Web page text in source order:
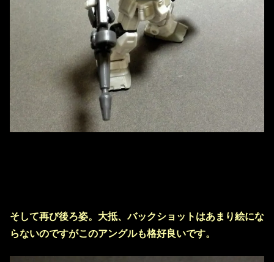
そして再び後ろ姿。大抵、バックショットはあまり絵にな
らないのですがこのアングルも格好良いです。